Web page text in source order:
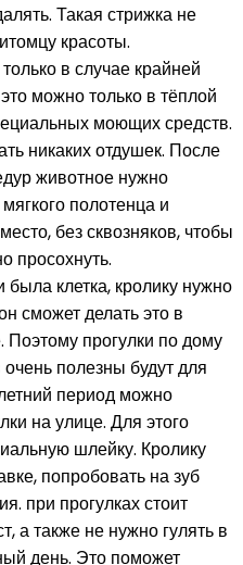
Такая стрижка не
красоты.
в случае крайней
можно только в тёплой
моющих средств.
никаких отдушек. После
животное нужно
полотенца и
без сквозняков, чтобы
просохнуть.
клетка, кролику нужно
сможет делать это в
Поэтому прогулки по дому
полезны будут для
период можно
на улице. Для этого
шлейку. Кролику
попробовать на зуб
при прогулках стоит
а также не нужно гулять в
день. Это поможет